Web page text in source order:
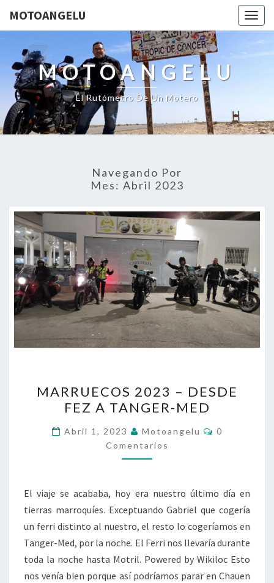
MOTOANGELU
MOTOANGELU
El Rutómetro De Un Motero
Navegando Por
Mes: Abril 2023
2023
–
DESDE
FEZ
A
MED
MARRUECOS 2023 – DESDE
FEZ A TANGER-MED
Abril 1, 2023 Motoangelu
0
Comentarios
El viaje se acababa, hoy era nuestro último día en
tierras marroquíes. Exceptuando Gabriel que cogería
un ferri distinto al nuestro, el resto lo cogeríamos en
Tanger-Med, por la noche. El Ferri nos llevaría durante
toda la noche hasta Motril. Powered by Wikiloc Esto
nos venía bien porque así podríamos parar en Chauen